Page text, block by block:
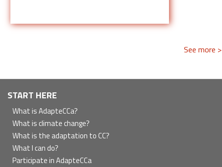
See more >
Navegación
principal
START HERE
What is AdapteCCa?
What is climate change?
What is the adaptation to CC?
What I can do?
Participate in AdapteCCa